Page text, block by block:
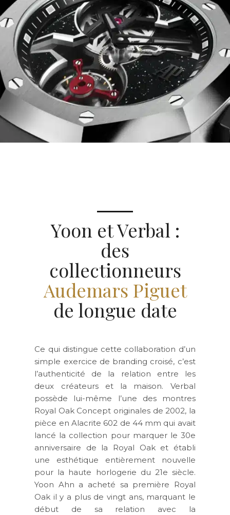
Yoon et Verbal :
des
collectionneurs
Audemars Piguet
de longue date
Ce qui distingue cette collaboration d’un
simple exercice de branding croisé, c’est
l’authenticité de la relation entre les
deux créateurs et la maison. Verbal
possède lui-même l’une des montres
Royal Oak Concept originales de 2002, la
pièce en Alacrite 602 de 44 mm qui avait
lancé la collection pour marquer le 30e
anniversaire de la Royal Oak et établi
une esthétique entièrement nouvelle
pour la haute horlogerie du 21e siècle.
Yoon Ahn a acheté sa première Royal
Oak il y a plus de vingt ans, marquant le
début de sa relation avec la